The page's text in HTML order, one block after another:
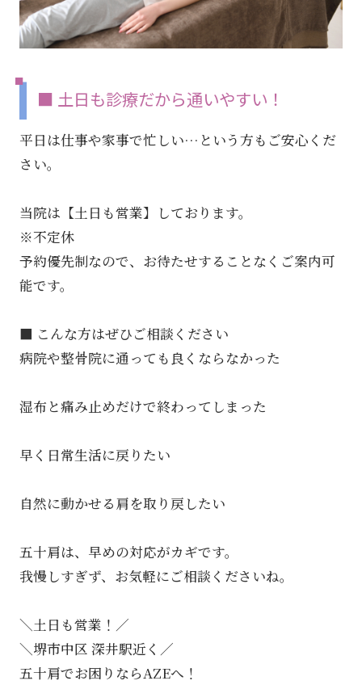
■ 土日も診療だから通いやすい！
平日は仕事や家事で忙しい…という方もご安心くだ
さい。
当院は【土日も営業】しております。
※不定休
予約優先制なので、お待たせすることなくご案内可
能です。
■ こんな方はぜひご相談ください
病院や整骨院に通っても良くならなかった
湿布と痛み止めだけで終わってしまった
早く日常生活に戻りたい
自然に動かせる肩を取り戻したい
五十肩は、早めの対応がカギです。
我慢しすぎず、お気軽にご相談くださいね。
＼土日も営業！／
＼堺市中区 深井駅近く／
五十肩でお困りならAZEへ！